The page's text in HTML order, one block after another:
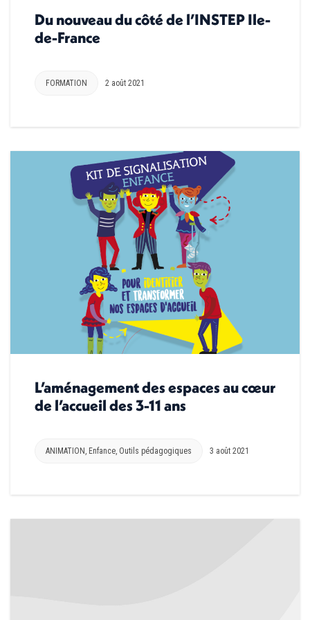
Du nouveau du côté de l’INSTEP Ile-
de-France
FORMATION 2 août 2021
L’aménagement des espaces au cœur
de l’accueil des 3-11 ans
ANIMATION Enfance Outils pédagogiques 3 août 2021